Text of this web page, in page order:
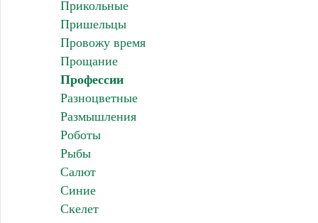
Прикольные
Пришельцы
Провожу время
Прощание
Профессии
Разноцветные
Размышления
Роботы
Рыбы
Салют
Синие
Скелет